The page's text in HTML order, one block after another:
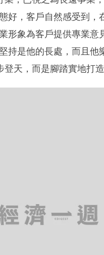
；及後在金融公司擔任
如他表示財務有困難，